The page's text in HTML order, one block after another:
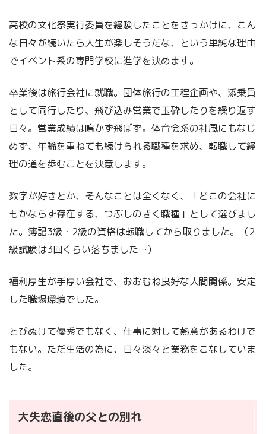
高校の文化祭実行委員を経験したことをきっかけに、こん
な日々が続いたら人生が楽しそうだな、という単純な理由
でイベント系の専門学校に進学を決めます。
卒業後は旅行会社に就職。団体旅行の工程企画や、添乗員
として同行したり、飛び込み営業で玉砕したりを繰り返す
日々。営業成績は鳴かず飛ばず。体育会系の社風にもなじ
めず、年齢を重ねても続けられる職種を求め、転職して経
理の道を歩むことを決意します。
数字が好きとか、そんなことは全くなく、「どこの会社に
もかならず存在する、つぶしのきく職種」として選びまし
た。簿記3級・2級の資格は転職してから取りました。（2
級試験は3回くらい落ちました…）
福利厚生が手厚い会社で、おおむね良好な人間関係。安定
した職場環境でした。
とびぬけて優秀でもなく、仕事に対して熱意があるわけで
もない。ただ生活の為に、日々淡々と業務をこなしていま
した。
大失恋直後の父との別れ